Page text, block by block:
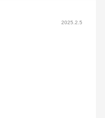
2025.2.5